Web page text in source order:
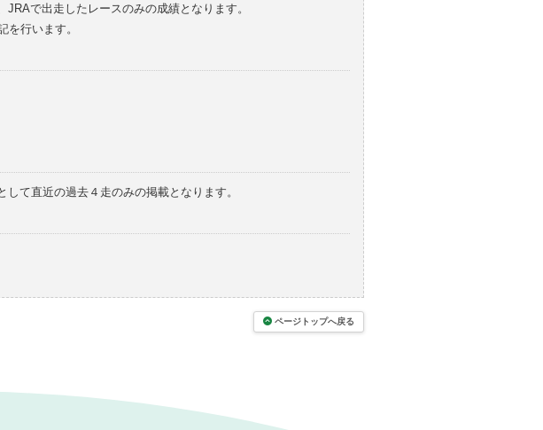
で出走したレースのみの成績となります。
行います。
て直近の過去４走のみの掲載となります。
ページトップへ戻る